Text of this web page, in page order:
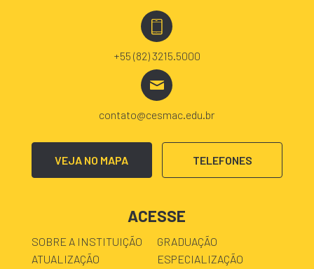
+55 (82) 3215.5000
contato@cesmac.edu.br
VEJA NO MAPA TELEFONES
ACESSE
SOBRE A INSTITUIÇÃO
GRADUAÇÃO
ATUALIZAÇÃO
ESPECIALIZAÇÃO